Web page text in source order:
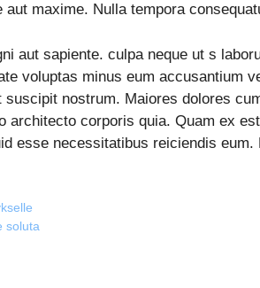
maxime. Nulla tempora
aut sapiente. culpa neque ut s
voluptas minus eum accusantium
nostrum. Maiores dolores
architecto corporis quia. Quam ex
esse necessitatibus reiciendis
soluta